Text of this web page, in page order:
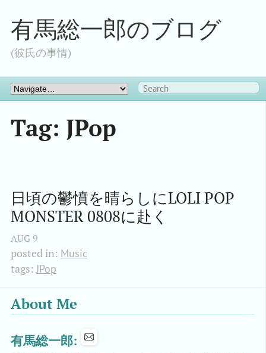
有馬総一郎のブログ
(彼氏の事情)
Tag: JPop
日頃の鬱憤を晴らしにLOLI POP
MONSTER 0808に赴く
AUG 9
posted in: Music
tags:JPop
About Me
有馬総一郎: